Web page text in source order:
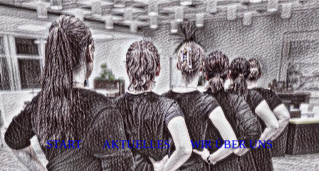
START AKTUELLES WIR ÜBER UNS